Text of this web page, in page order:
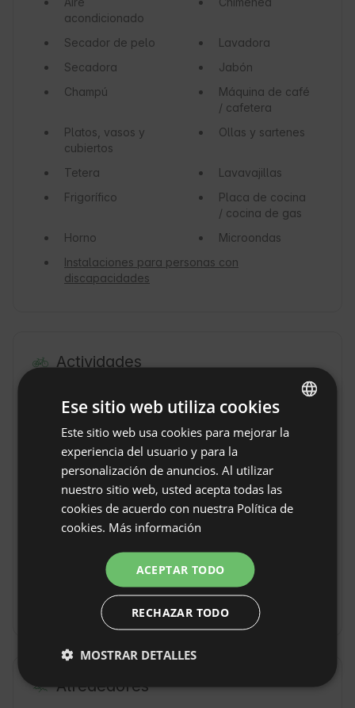
acondicionado
Secador de pelo
Lavadora
Secadora
Jabón
Champú
Máquina de café
/ cafetera
Platos, vasos y
cubiertos
Ollas y sartenes
Tetera
Lavavajillas
Frigorífico
Placa de cocina
/ cocina de gas
Horno
Microondas
Instalaciones para personas con
discapacidades
Actividades
Rutas en
bicicleta
Rutas de
senderismo
leves
Senderismo
Piragüismo
Bote
Deportes
aquáticos
caballo
Visitar el viñedo
Masajes / Spa
Clases de yoga
Alrededores
ENGLISH
POLISH
GERMAN
Ese sitio web utiliza cookies
Este sitio web usa cookies para mejorar la
experiencia del usuario y para la
personalización de anuncios. Al utilizar
nuestro sitio web, usted acepta todas las
cookies de acuerdo con nuestra Política de
cookies. Más información
ACEPTAR TODO
RECHAZAR TODO
MOSTRAR DETALLES